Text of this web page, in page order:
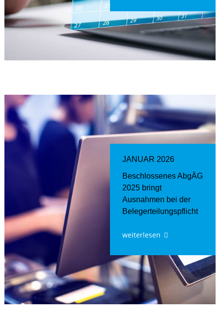
JANUAR 2026
Beschlossenes AbgÄG
2025 bringt
Ausnahmen bei der
Belegerteilungspflicht
weiterlesen